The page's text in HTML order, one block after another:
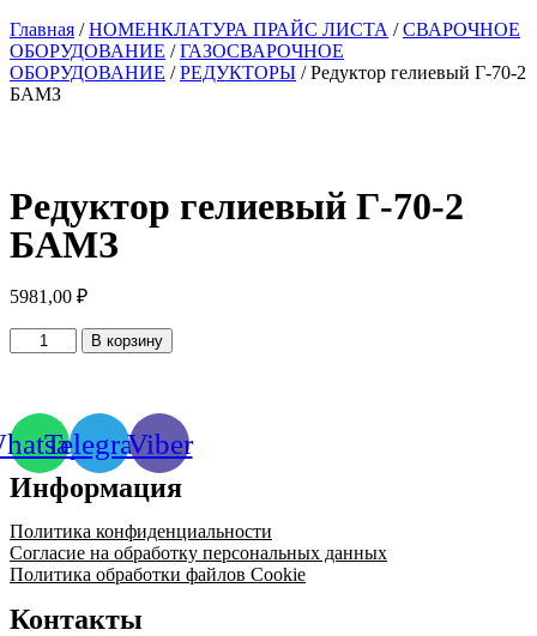
Главная /НОМЕНКЛАТУРА ПРАЙС ЛИСТА /СВАРОЧНОЕ
ОБОРУДОВАНИЕ /ГАЗОСВАРОЧНОЕ
ОБОРУДОВАНИЕ /РЕДУКТОРЫ / Редуктор гелиевый Г-70-2
БАМЗ
Редуктор гелиевый Г-70-2
БАМЗ
5981,00 ₽
Количество
товара
Г-70-
2
БАМЗ
В корзину
TelegramViber
Информация
Политика конфиденциальности
Согласие на обработку персональных данных
Политика обработки файлов Cookie
Контакты